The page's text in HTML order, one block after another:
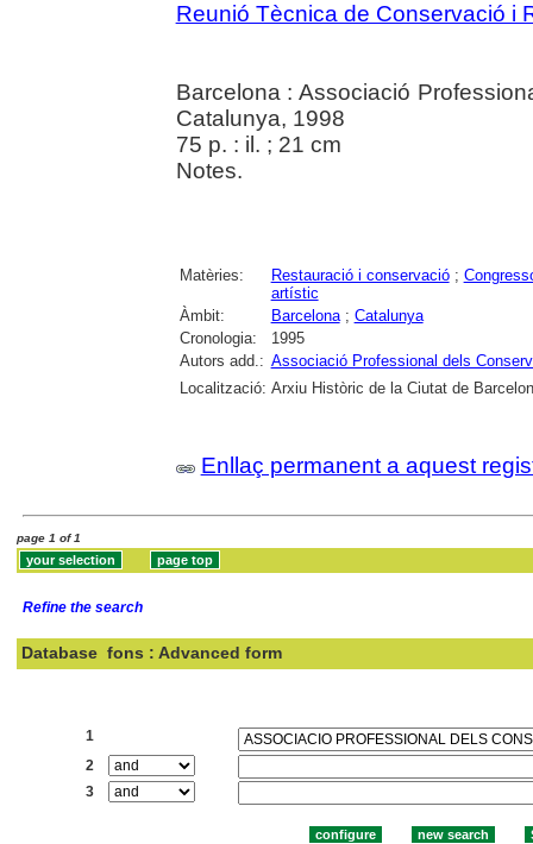
Reunió Tècnica de Conservació i
Barcelona : Associació
Catalunya, 1998
75 p. : il. ; 21 cm
Notes.
Matèries: Restauració i conservació;
artístic
Àmbit:
Barcelona; Catalunya
Cronologia:
1995
Autors add.: Associació Professional dels
Localització: Arxiu Històric de la Ciutat de
Enllaç permanent a aquest
page 1 of 1
Refine the search
Database fons : Advanced form
1
2
3